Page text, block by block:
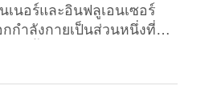
เนอร์และอินฟลูเอนเซอร์
กำลังกายเป็นส่วนหนึ่งที่ทำ
ะ 80 เลยเชียวล่ะ ใน